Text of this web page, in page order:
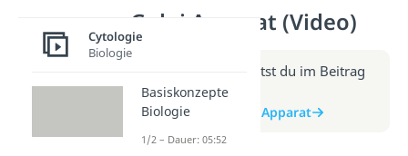
Golgi Apparat (Video)
Weitere Infos erhältst du im Beitrag
zum Video
zum Beitrag: Golgi Apparat
Cytologie
Biologie
Basiskonzepte
Biologie
1/2 – Dauer: 05:52